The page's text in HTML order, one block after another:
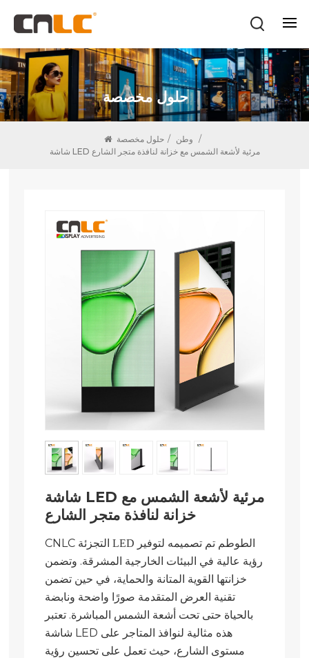
حلول مخصصة
وطن / حلول مخصصة
/
شاشة LED مرئية لأشعة الشمس مع خزانة لنافذة متجر الشارع
شاشة LED مرئية لأشعة الشمس مع
خزانة لنافذة متجر الشارع
CNLC التجزئة LED الطوطم تم تصميمه لتوفير
رؤية عالية في البيئات الخارجية المشرقة. وتضمن
خزانتها القوية المتانة والحماية، في حين تضمن
تقنية العرض المتقدمة صورًا واضحة ونابضة
بالحياة حتى تحت أشعة الشمس المباشرة. تعتبر
شاشة LED هذه مثالية لنوافذ المتاجر على
مستوى الشارع، حيث تعمل على تحسين رؤية